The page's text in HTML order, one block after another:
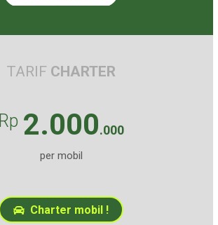
TARIF CHARTER
Rp 2.000.000
per mobil
Charter mobil !